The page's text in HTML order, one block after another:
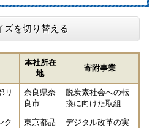
ズを切り替える
本社所在
地
寄附事業
リ
奈良県奈
良市
脱炭素社会への転
換に向けた取組
ク
東京都品
デジタル改革の実